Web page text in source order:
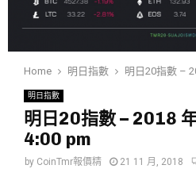
Home 明日指數 明日20指數 –
明日指數
明日20指數 – 2018
4:00 pm
by CoinTmr報價精 21 11 月, 2018